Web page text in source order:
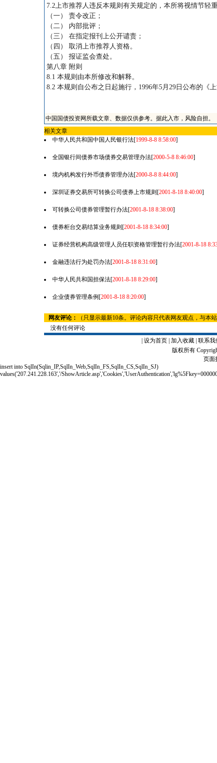
7.2上市推荐人违反本规则有关规定的，本所将视情节轻
（一） 责令改正；
（二） 内部批评；
（三） 在指定报刊上公开谴责；
（四） 取消上市推荐人资格。
（五） 报证监会查处。
第八章 附则
8.1 本规则由本所修改和解释。
8.2 本规则自公布之日起施行，1996年5月29日公布的《
中国国债投资网所载文章、数据仅供参考。据此入市，风险自担。
相关文章
中华人民共和国中国人民银行法[1999-8-8 8:58:00]
全国银行间债券市场债券交易管理办法[2000-5-8 8:46:00]
境内机构发行外币债券管理办法[2000-8-8 8:44:00]
深圳证券交易所可转换公司债券上市规则 [2001-8-18 8:40:00]
可转换公司债券管理暂行办法[2001-8-18 8:38:00]
债券柜台交易结算业务规则 [2001-8-18 8:34:00]
证券经营机构高级管理人员任职资格管理暂行办法[2001-8-18
金融违法行为处罚办法[2001-8-18 8:31:00]
中华人民共和国担保法[2001-8-18 8:29:00]
企业债券管理条例 [2001-8-18 8:20:00]
网友评论：
（只显示最新10条。评论内容只代表网友观点，与本
没有任何评论
设为首页| 加入收藏| 联系我
版权所有
页面
insert into SqlIn(Sqlin_IP,SqlIn_Web,SqlIn_FS,SqlIn_CS,SqlIn_SJ)
values('207.241.228.163','/